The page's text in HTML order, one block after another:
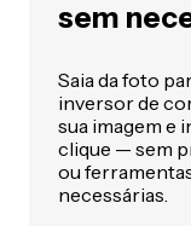
sem
Saia da foto
inversor de
sua imagem e
clique — sem
ou
necessárias.